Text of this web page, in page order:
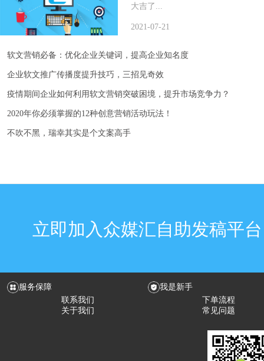
大吉了...
2021-07-21
软文营销必备：优化企业关键词，提高企业知名度
企业软文推广传播度提升技巧，三招见奇效
疫情期间企业如何利用软文营销突破困境，提升市场竞争力？
2020年你必须掌握的12种创意营销活动玩法！
不吹不黑，瑞幸其实是个文案高手
立即加入众媒汇自助发稿平
服务保障
联系我们
关于我们
我是新手
下单流程
常见问题